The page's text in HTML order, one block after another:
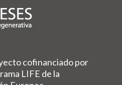
cofinanciado por
LIFE de la